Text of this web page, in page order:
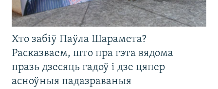
Хто забіў Паўла Шарамета?
Расказваем, што пра гэта вядома
празь дзесяць гадоў і дзе цяпер
асноўныя падазраваныя